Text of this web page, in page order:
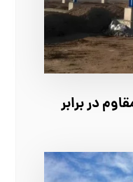
در برابر